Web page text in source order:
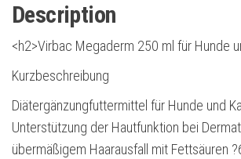
Description
<h2>Virbac Megaderm 250 ml für Hunde
Kurzbeschreibung
Diätergänzungfuttermittel für Hunde und
Unterstützung der Hautfunktion bei
übermäßigem Haarausfall mit Fettsäuren